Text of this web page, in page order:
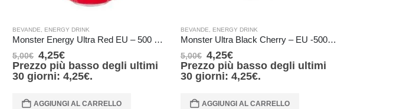
BEVANDE, ENERGY DRINK
Monster Energy Ultra Red EU – 500 ml (Top:Silver)
5,00€ 4,25€
Prezzo più basso degli ultimi
30 giorni: 4,25€.
AGGIUNGI AL CARRELLO
BEVANDE, ENERGY DRINK
Monster Ultra Black Cherry – EU -500 ml(dents – ammaccature )
5,00€ 4,25€
Prezzo più basso degli ultimi
30 giorni: 4,25€.
AGGIUNGI AL CARRELLO